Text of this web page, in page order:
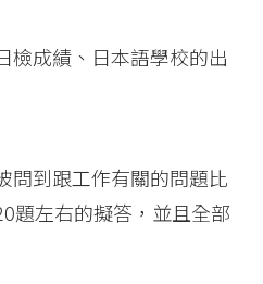
檢成績、日本語學校的出
問到跟工作有關的問題比
題左右的擬答，並且全部